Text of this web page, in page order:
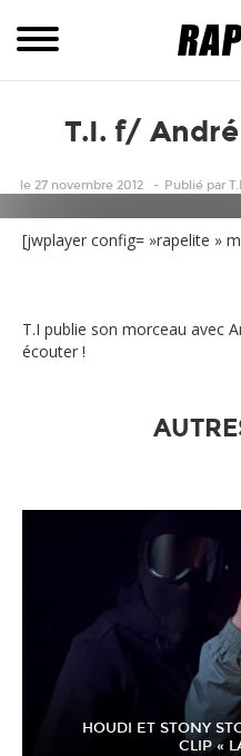
T.I. f/
le 27 novembre 2012 Publiépar
[jwplayer config= »rapelite »
T.I publie son morceau avec
écouter !
HOUDI ET STONY
CLIP «